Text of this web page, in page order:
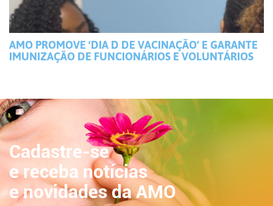
AMO PROMOVE ‘DIA D DE VACINAÇÃO’ E GARANTE
IMUNIZAÇÃO DE FUNCIONÁRIOS E VOLUNTÁRIOS
Cadastre-se
e receba notícias
e novidades da AMO